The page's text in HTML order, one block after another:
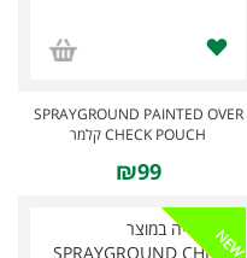
SPRAYGROUND PAINTED OVER
CHECK POUCH קלמר
₪99
NEW